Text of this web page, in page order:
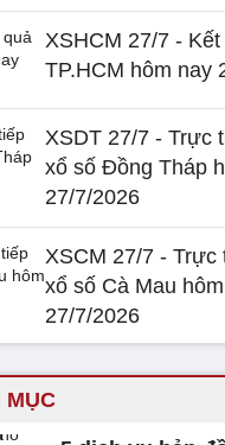
XSHCM 27/7 -
TP.HCM hôm nay
XSDT 27/7 - Trực
xổ số Đồng Tháp
27/7/2026
XSCM 27/7 - Trực
xổ số Cà Mau
27/7/2026
MỤC